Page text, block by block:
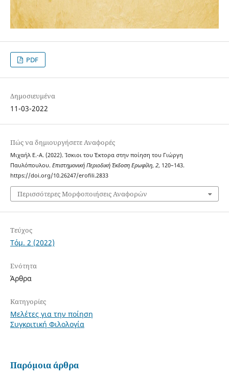
PDF
Δημοσιευμένα
11-03-2022
Πώς να δημιουργήσετε Αναφορές
Μιχαήλ Ε.-Α. (2022). Ίσκιοι του Έκτορα στην ποίηση του Γιώργη
Παυλόπουλου. Επιστημονική Περιοδική Έκδοση Ερωφίλη, 2, 120–143.
https://doi.org/10.26247/erofili.2833
Περισσότερες Μορφοποιήσεις Αναφορών
Τεύχος
Τόμ. 2 (2022)
Ενότητα
Άρθρα
Κατηγορίες
Μελέτες για την ποίηση
Συγκριτική Φιλολογία
Παρόμοια άρθρα